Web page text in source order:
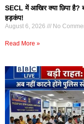
SECL में आखिर क्या छिपा है?
हड़कंप!
August 6, 2026 No
Read More »